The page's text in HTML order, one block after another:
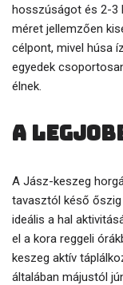
hosszúságot és 2-3
méret jellemzően
célpont, mivel húsa
egyedek
élnek.
A
A Jász-keszeg
tavasztól késő
ideális a hal
el a kora reggeli
keszeg aktív
általában májustól